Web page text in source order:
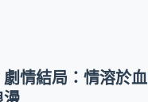
情結局：情溶於血